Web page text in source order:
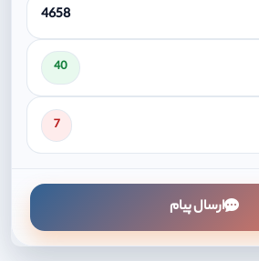
4658
40
7
ارسال پیام